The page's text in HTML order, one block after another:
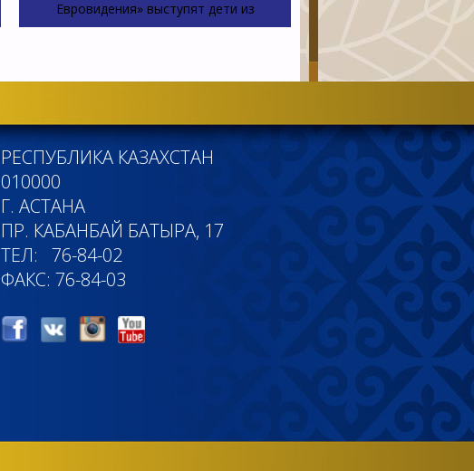
РЕСПУБЛИКА КАЗАХСТАН
010000
Г. АСТАНА
ПР. КАБАНБАЙ БАТЫРА, 17
ТЕЛ: 76-84-02
ФАКС: 76-84-03